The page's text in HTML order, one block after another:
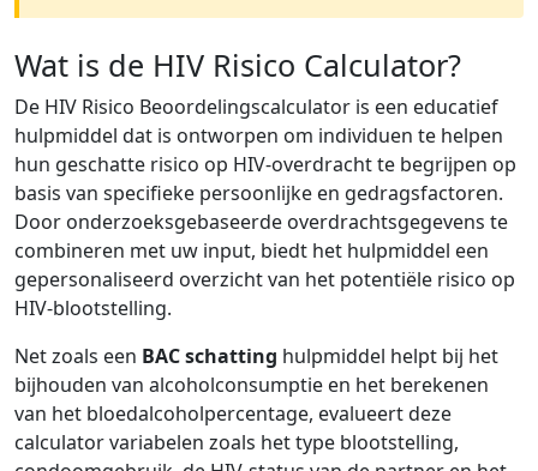
Wat is de HIV Risico Calculator?
De HIV Risico Beoordelingscalculator is een educatief
hulpmiddel dat is ontworpen om individuen te helpen
hun geschatte risico op HIV-overdracht te begrijpen op
basis van specifieke persoonlijke en gedragsfactoren.
Door onderzoeksgebaseerde overdrachtsgegevens te
combineren met uw input, biedt het hulpmiddel een
gepersonaliseerd overzicht van het potentiële risico op
HIV-blootstelling.
Net zoals een BAC schatting hulpmiddel helpt bij het
bijhouden van alcoholconsumptie en het berekenen
van het bloedalcoholpercentage, evalueert deze
calculator variabelen zoals het type blootstelling,